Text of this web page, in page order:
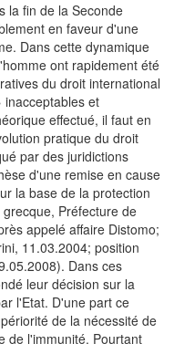
la fin de la Seconde
en faveur d'une
Dans cette dynamique
ont rapidement été
du droit international
inacceptables et
effectué, il faut en
pratique du droit
par des juridictions
d'une remise en cause
la base de la protection
Préfecture de
appelé affaire Distomo;
11.03.2004; position
Dans ces
leur décision sur la
l'Etat. D'une part ce
de la nécessité de
de l'immunité. Pourtant